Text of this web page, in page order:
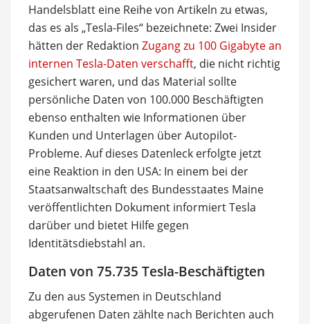
Handelsblatt eine Reihe von Artikeln zu etwas,
das es als „Tesla-Files“ bezeichnete: Zwei Insider
hätten der Redaktion Zugang zu 100 Gigabyte an
internen Tesla-Daten verschafft, die nicht richtig
gesichert waren, und das Material sollte
persönliche Daten von 100.000 Beschäftigten
ebenso enthalten wie Informationen über
Kunden und Unterlagen über Autopilot-
Probleme. Auf dieses Datenleck erfolgte jetzt
eine Reaktion in den USA: In einem bei der
Staatsanwaltschaft des Bundesstaates Maine
veröffentlichten Dokument informiert Tesla
darüber und bietet Hilfe gegen
Identitätsdiebstahl an.
Daten von 75.735 Tesla-Beschäftigten
Zu den aus Systemen in Deutschland
abgerufenen Daten zählte nach Berichten auch